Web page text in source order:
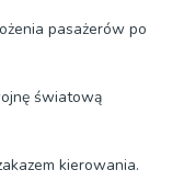
pasażerów po
światową
kierowania.